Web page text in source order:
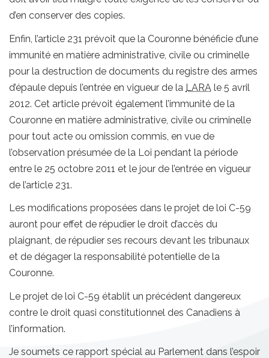
d’en conserver des copies.
Enfin, l’article 231 prévoit que la Couronne bénéficie d’une
immunité en matière administrative, civile ou criminelle
pour la destruction de documents du registre des armes
d’épaule depuis l’entrée en vigueur de la LARA le 5 avril
2012. Cet article prévoit également l’immunité de la
Couronne en matière administrative, civile ou criminelle
pour tout acte ou omission commis, en vue de
l’observation présumée de la Loi pendant la période
entre le 25 octobre 2011 et le jour de l’entrée en vigueur
de l’article 231.
Les modifications proposées dans le projet de loi C-59
auront pour effet de répudier le droit d’accès du
plaignant, de répudier ses recours devant les tribunaux
et de dégager la responsabilité potentielle de la
Couronne.
Le projet de loi C-59 établit un précédent dangereux
contre le droit quasi constitutionnel des Canadiens à
l’information.
Je soumets ce rapport spécial au Parlement dans l’espoir